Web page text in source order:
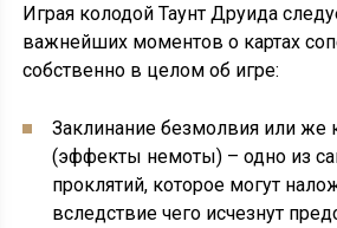
Играя колодой Таунт Друида
важнейших моментов о картах
собственно в целом об игре:
Заклинание безмолвия или же
(эффекты немоты) – одно из
проклятий, которое могут
вследствие чего исчезнут